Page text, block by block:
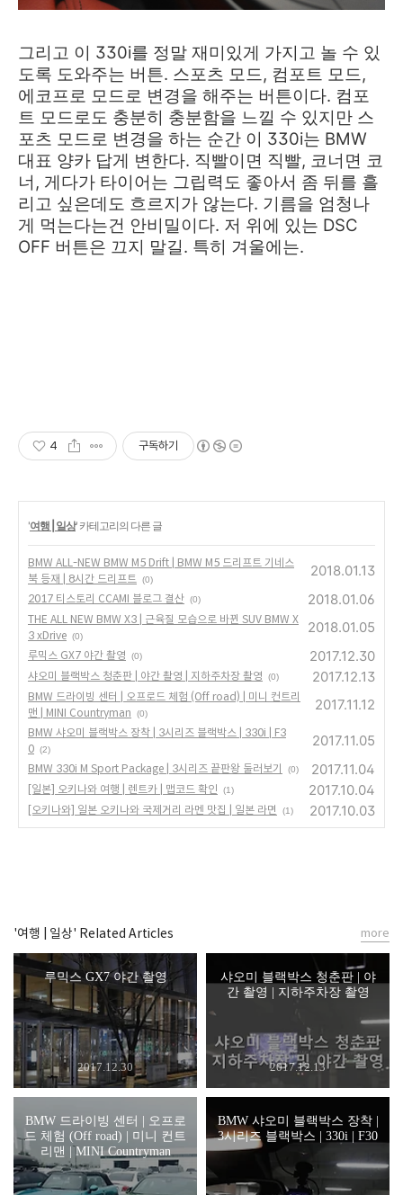
그리고 이 330i를 정말 재미있게 가지고 놀 수 있
도록 도와주는 버튼. 스포츠 모드, 컴포트 모드,
에코프로 모드로 변경을 해주는 버튼이다. 컴포
트 모드로도 충분히 충분함을 느낄 수 있지만 스
포츠 모드로 변경을 하는 순간 이 330i는 BMW
대표 양카 답게 변한다. 직빨이면 직빨, 코너면 코
너, 게다가 타이어는 그립력도 좋아서 좀 뒤를 흘
리고 싶은데도 흐르지가 않는다. 기름을 엄청나
게 먹는다는건 안비밀이다. 저 위에 있는 DSC
OFF 버튼은 끄지 말길. 특히 겨울에는.
4 구독하기
'여행 | 일상' 카테고리의 다른 글
BMW ALL-NEW BMW M5 Drift | BMW M5 드리프트 기네스
북 등재 | 8시간 드리프트 (0)
2018.01.13
2017 티스토리 CCAMI 블로그 결산 (0) 2018.01.06
THE ALL NEW BMW X3 | 근육질 모습으로 바뀐 SUV BMW X
3 xDrive (0)
2018.01.05
루믹스 GX7 야간 촬영 (0) 2017.12.30
샤오미 블랙박스 청춘판 | 야간 촬영 | 지하주차장 촬영 (0) 2017.12.13
BMW 드라이빙 센터 | 오프로드 체험 (Off road) | 미니 컨트리
맨 | MINI Countryman
(0)
2017.11.12
BMW 샤오미 블랙박스 장착 | 3시리즈 블랙박스 | 330i | F3
0 (2)
2017.11.05
BMW 330i M Sport Package | 3시리즈 끝판왕 둘러보기 (0) 2017.11.04
[일본] 오키나와 여행 | 렌트카 | 맵코드 확인 (1) 2017.10.04
[오키나와] 일본 오키나와 국제거리 라멘 맛집 | 일본 라면 (1) 2017.10.03
'여행 | 일상' Related Articles
루믹스 GX7 야간 촬영
2017.12.30
샤오미 블랙박스 청춘판 | 야
간 촬영 | 지하주차장 촬영
2017.12.13
BMW 드라이빙 센터 | 오프로
드 체험 (Off road) | 미니 컨트
리맨 | MINI Countryman
BMW 샤오미 블랙박스 장착 |
3시리즈 블랙박스 | 330i | F30
more